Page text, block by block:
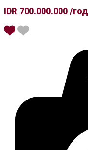
IDR 700.000.000 /год